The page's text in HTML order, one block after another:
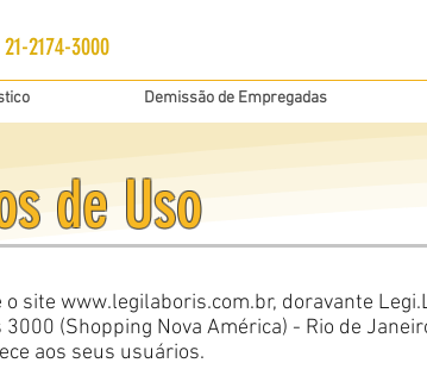
21-2174-3000
Demissão de Empregadas
de Uso
o site www.legilaboris.com.br, doravante
(Shopping Nova América) - Rio de
aos seus usuários.